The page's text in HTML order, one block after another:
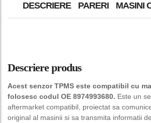
DESCRIERE PARERI MASINI
Descriere produs
Acest senzor TPMS este compatibil cu
folosesc codul OE 8974993680. Este un
aftermarket compatibil, proiectat sa
original al masinii si sa transmita informatii